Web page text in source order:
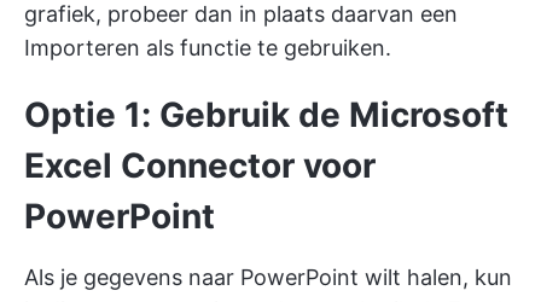
grafiek, probeer dan in plaats daarvan een
Importeren als functie te gebruiken.
Optie 1: Gebruik de Microsoft
Excel Connector voor
PowerPoint
Als je gegevens naar PowerPoint wilt halen, kun